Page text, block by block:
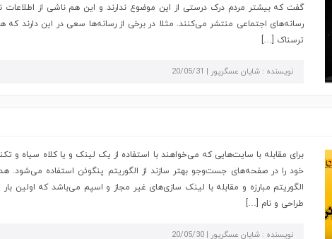
گفت که بیشتر مردم درک درستی از این موضوع ندارند و این‌ هم ناشی از
رسانه‌های اجتماعی منتشر می‌کنند. مثلا در برخی از رسانه‌ها سعی در این دارند که
ترسناک […]
نویسنده : شایان عسگرپور | 20/05/31
برای مقابله با سایت‌هایی که می‌خواهند با استفاده از یک لینک و یا کلاه سیاه و
خود را در صفحه‌های جست‌وجو بهتر سازند از الگوریتم پنگوئن استفاده می‌شود.
الگوریتم مبارزه و مقابله با لینک سازی‌های غیر مجاز و اسپم می‌باشد که اولین
طراحی و نام […]
نویسنده : شایان عسگرپور | 20/05/30